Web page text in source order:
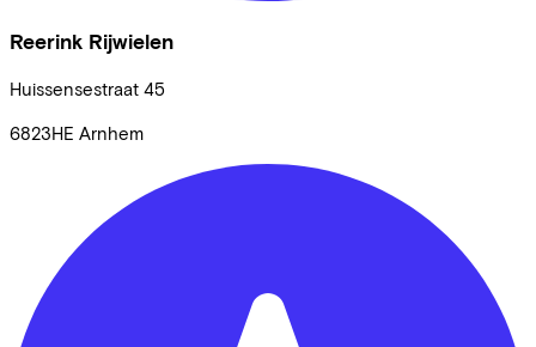
Reerink Rijwielen
Huissensestraat 45
6823HE Arnhem